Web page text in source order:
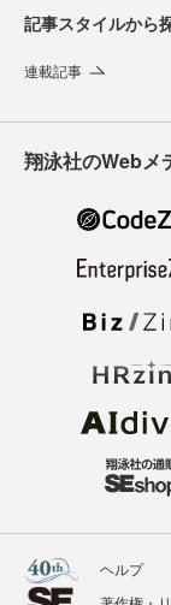
記事スタイルから
連載記事
翔泳社のWebメ
ヘルプ